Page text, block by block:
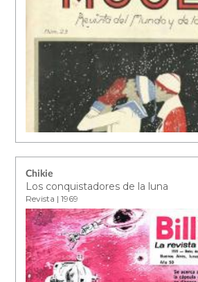
Chikie
Los conquistadores de la luna
Revista | 1969